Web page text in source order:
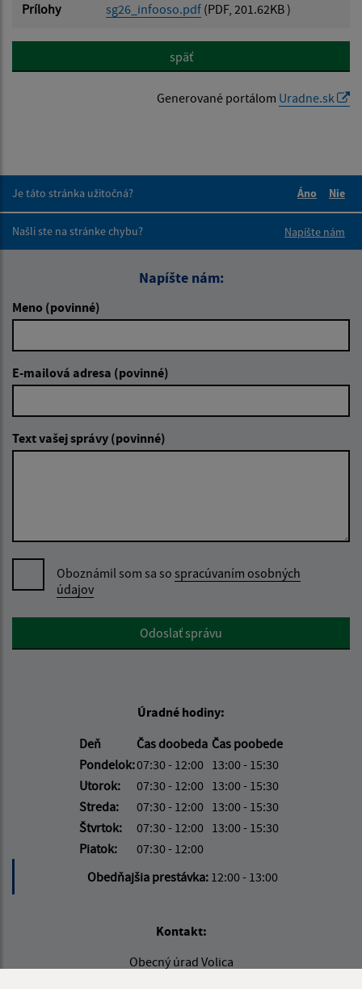
Prílohy sg26_infooso.pdf (PDF, 201.62KB )
späť
Generované portálom Uradne.sk
Je táto stránka užitočná?
Áno
Nie
Našli ste na stránke chybu?
Napíšte nám
Napíšte nám:
Meno (povinné)
E-mailová adresa (povinné)
Text vašej správy (povinné)
Oboznámil som sa so spracúvaním osobných
údajov
Google reCaptcha ResponseOdoslať správu
Úradné hodiny:
Deň
Čas doobeda Čas poobede
Pondelok:07:30 - 12:00 13:00 - 15:30
Utorok:
07:30 - 12:00 13:00 - 15:30
Streda:
07:30 - 12:00 13:00 - 15:30
Štvrtok:
07:30 - 12:00 13:00 - 15:30
Piatok:
07:30 - 12:00
Obedňajšia prestávka: 12:00 - 13:00
Kontakt:
Obecný úrad Volica